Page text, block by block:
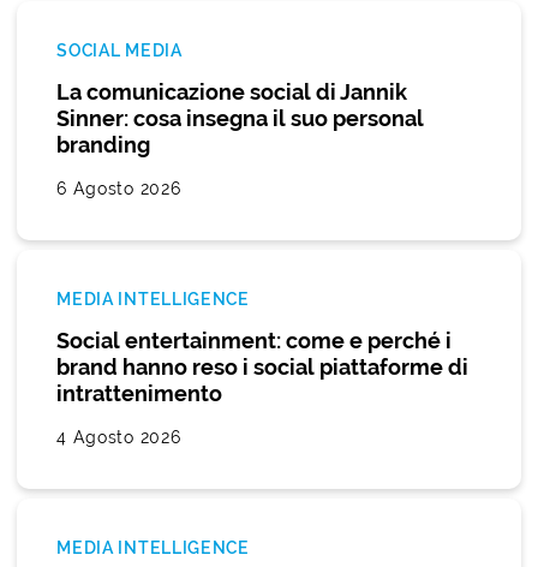
SOCIAL MEDIA
La comunicazione social di Jannik
Sinner: cosa insegna il suo personal
branding
6 Agosto 2026
MEDIA INTELLIGENCE
Social entertainment: come e perché i
brand hanno reso i social piattaforme di
intrattenimento
4 Agosto 2026
MEDIA INTELLIGENCE